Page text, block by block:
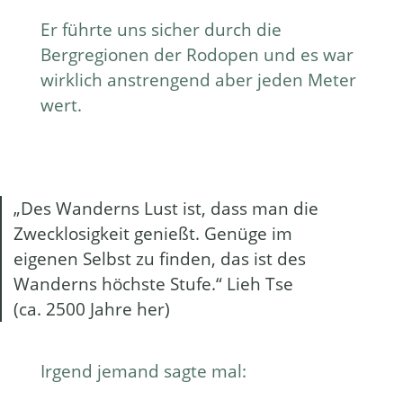
Er führte uns sicher durch die
Bergregionen der Rodopen und es war
wirklich anstrengend aber jeden Meter
wert.
„Des Wanderns Lust ist, dass man die
Zwecklosigkeit genießt. Genüge im
eigenen Selbst zu finden, das ist des
Wanderns höchste Stufe.“ Lieh Tse
(ca. 2500 Jahre her)
Irgend jemand sagte mal: